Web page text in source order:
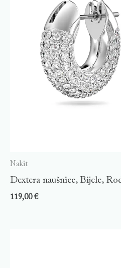
Nakit
Dextera naušnice, Bijele,
119,00€